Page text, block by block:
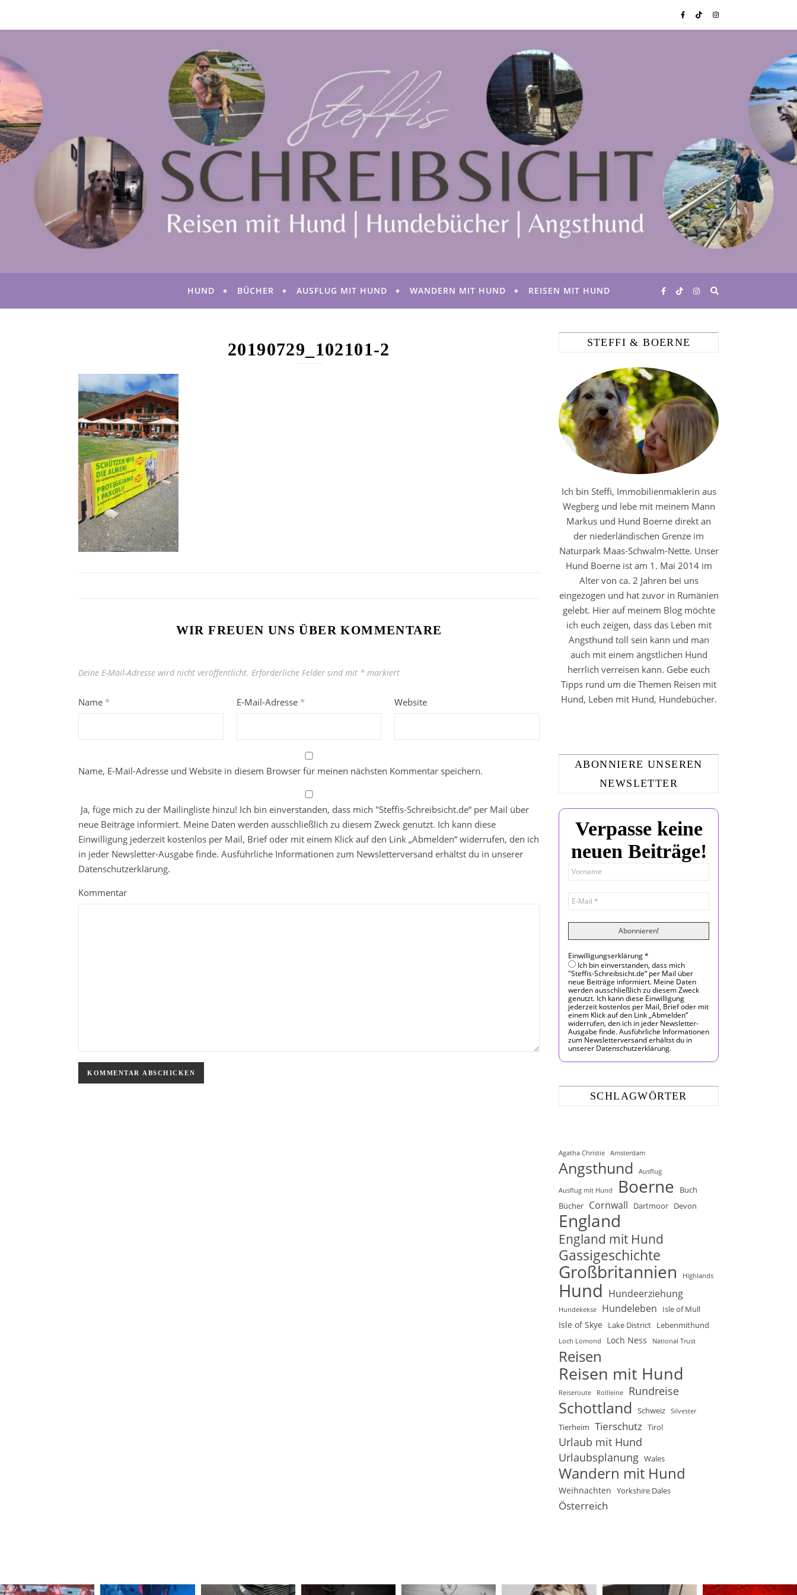
HUND BÜCHER AUSFLUG MIT HUND WANDERN MIT HUND REISEN MIT HUND
20190729_102101-2
WIR FREUEN UNS ÜBER KOMMENTARE
Deine E-Mail-Adresse wird nicht veröffentlicht. Erforderliche Felder sind mit * markiert
Name * E-Mail-Adresse * Website
Name, E-Mail-Adresse und Website in diesem Browser für meinen nächsten Kommentar speichern.
Ja, füge mich zu der Mailingliste hinzu! Ich bin einverstanden, dass mich "Steffis-Schreibsicht.de“ per Mail über
neue Beiträge informiert. Meine Daten werden ausschließlich zu diesem Zweck genutzt. Ich kann diese
Einwilligung jederzeit kostenlos per Mail, Brief oder mit einem Klick auf den Link „Abmelden“ widerrufen, den ich
in jeder Newsletter-Ausgabe finde. Ausführliche Informationen zum Newsletterversand erhältst du in unserer
Datenschutzerklärung.
Kommentar
STEFFI & BOERNE
Ich bin Steffi, Immobilienmaklerin aus
Wegberg und lebe mit meinem Mann
Markus und Hund Boerne direkt an
der niederländischen Grenze im
Naturpark Maas-Schwalm-Nette. Unser
Hund Boerne ist am 1. Mai 2014 im
Alter von ca. 2 Jahren bei uns
eingezogen und hat zuvor in Rumänien
gelebt. Hier auf meinem Blog möchte
ich euch zeigen, dass das Leben mit
Angsthund toll sein kann und man
auch mit einem ängstlichen Hund
herrlich verreisen kann. Gebe euch
Tipps rund um die Themen Reisen mit
Hund, Leben mit Hund, Hundebücher.
ABONNIERE UNSEREN
NEWSLETTER
Verpasse keine
neuen Beiträge!
Einwilligungserklärung*
Ich bin einverstanden, dass mich
"Steffis-Schreibsicht.de“ per Mail über
neue Beiträge informiert. Meine Daten
werden ausschließlich zu diesem Zweck
genutzt. Ich kann diese Einwilligung
jederzeit kostenlos per Mail, Brief oder mit
einem Klick auf den Link „Abmelden“
widerrufen, den ich in jeder Newsletter-
Ausgabe finde. Ausführliche Informationen
zum Newsletterversand erhältst du in
unserer Datenschutzerklärung.
SCHLAGWÖRTER
Agatha Christie Amsterdam
Angsthund Ausflug
Ausflug mit Hund Boerne
Buch
Bücher Cornwall Dartmoor Devon
England
England mit Hund
Gassigeschichte
Großbritannien Highlands
Hund Hundeerziehung
Hundekekse Hundeleben Isle of Mull
Isle of Skye Lake District Lebenmithund
Loch Lomond Loch Ness National Trust
Reisen
Reisen mit Hund
Reiseroute Rollleine Rundreise
Schottland Schweiz Silvester
Tierheim Tierschutz Tirol
Urlaub mit Hund
Urlaubsplanung Wales
Wandern mit Hund
Weihnachten Yorkshire Dales
Österreich